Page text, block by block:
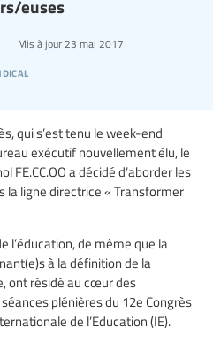
euses
Mis à jour23 mai 2017
qui s’est tenu le week-end
exécutif nouvellement élu, le
FE.CC.OO a décidé d’aborder les
la ligne directrice « Transformer
l’éducation, de même que la
à la définition de la
ont résidé au cœur des
plénières du 12e Congrès
de l’Education (IE).